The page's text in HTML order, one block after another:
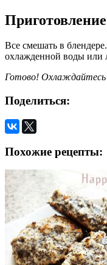
Приготовление
Все смешать в
охлажденной воды или
Готово! Охлаждайтесь
Поделиться:
Похожие рецепты: